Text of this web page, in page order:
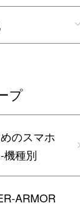
プ
のスマホ
機種別
ARMOR